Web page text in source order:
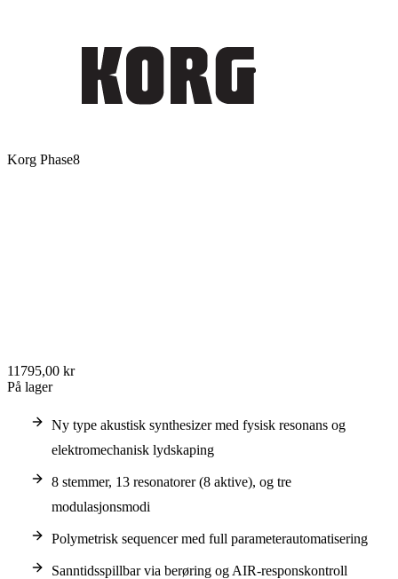
Korg Phase8
11795,00 kr
På lager
Ny type akustisk synthesizer med fysisk resonans og
elektromechanisk lydskaping
8 stemmer, 13 resonatorer (8 aktive), og tre
modulasjonsmodi
Polymetrisk sequencer med full parameterautomatisering
Sanntidsspillbar via berøring og AIR-responskontroll